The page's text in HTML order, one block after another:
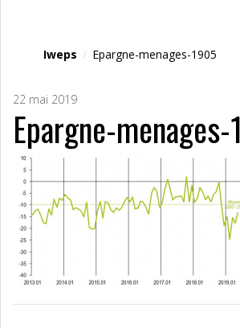
Iweps / Epargne-menages-1905
22 mai 2019
Epargne-